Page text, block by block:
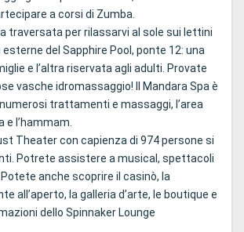
a corsi di Zumba.
traversata per rilassarvi al sole sui lettini
del Sapphire Pool, ponte 12: una
e l’altra riservata agli adulti. Provate
vasche idromassaggio! Il Mandara Spa è
trattamenti e massaggi, l’area
e l’hammam.
Theater con capienza di 974 persone si
Potrete assistere a musical, spettacoli
anche scoprire il casinò, la
all’aperto, la galleria d’arte, le boutique e
dello Spinnaker Lounge